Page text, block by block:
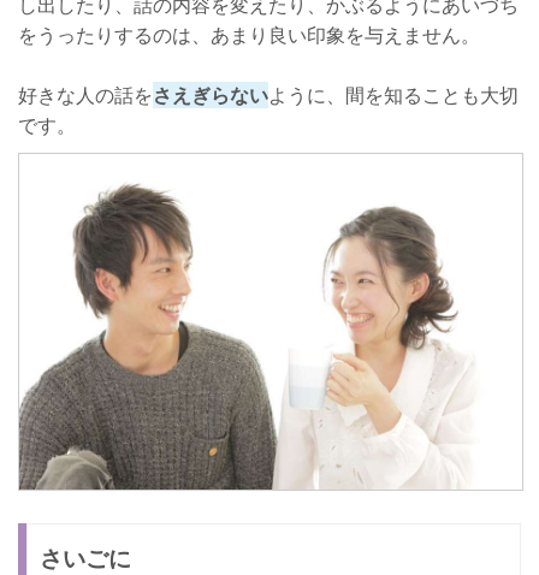
をうったりするのは、あまり良い印象を与えません。
好きな人の話をさえぎらないように、間を知ることも大切
です。
さいごに